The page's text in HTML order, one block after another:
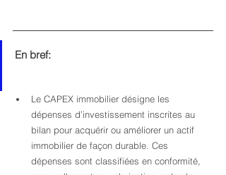
En bref:
Le CAPEX immobilier désigne les
dépenses d’investissement inscrites au
bilan pour acquérir ou améliorer un actif
immobilier de façon durable. Ces
dépenses sont classifiées en conformité,